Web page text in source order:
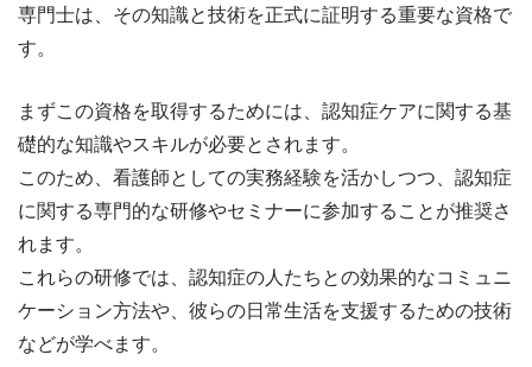
専門士は、その知識と技術を正式に証明する重要な資格で
す。
まずこの資格を取得するためには、認知症ケアに関する基
礎的な知識やスキルが必要とされます。
このため、看護師としての実務経験を活かしつつ、認知症
に関する専門的な研修やセミナーに参加することが推奨さ
れます。
これらの研修では、認知症の人たちとの効果的なコミュニ
ケーション方法や、彼らの日常生活を支援するための技術
などが学べます。